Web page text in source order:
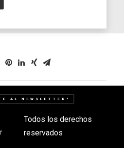
AL NEWSLETTER!
Todos los derechos
reservados